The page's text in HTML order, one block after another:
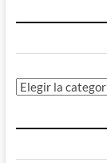
Categorías